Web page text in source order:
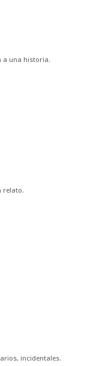
a una historia.
relato.
incidentales.